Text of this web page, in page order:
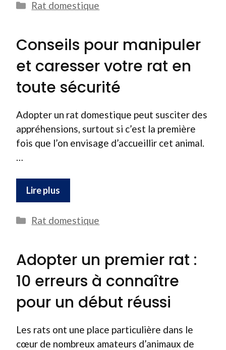
Catégories
Rat domestique
Conseils pour manipuler
et caresser votre rat en
toute sécurité
Adopter un rat domestique peut susciter des
appréhensions, surtout si c’est la première
fois que l’on envisage d’accueillir cet animal.
Lire plus
Catégories
Rat domestique
Adopter un premier rat :
10 erreurs à connaître
pour un début réussi
Les rats ont une place particulière dans le
cœur de nombreux amateurs d’animaux de